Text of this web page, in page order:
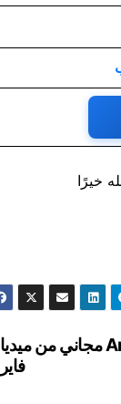
خيرًا
تحميل برنامج Anthemion Jutoh2.78.0 مجاني من ميديا
​​فاير